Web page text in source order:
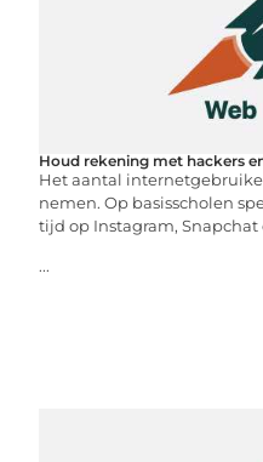
Houd rekening met hackers
Het aantal
nemen. Op basisscholen
tijd op Instagram, Snapchat
...